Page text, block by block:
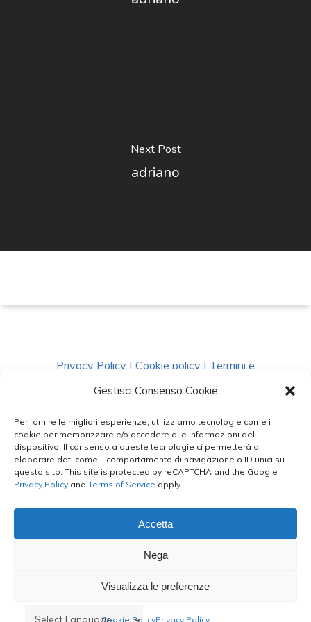
Gestisci Consenso Cookie
Per fornire le migliori esperienze, utilizziamo tecnologie come i
cookie per memorizzare e/o accedere alle informazioni del
dispositivo. Il consenso a queste tecnologie ci permetterà di
elaborare dati come il comportamento di navigazione o ID unici su
questo sito. This site is protected by reCAPTCHA and the Google
Privacy Policy and Terms of Service apply.
Accetta
Nega
Visualizza le preferenze
Cookie PolicyPrivacy Policy
Next Post
adriano
Privacy Policy | Cookie policy | Termini e
Condizioni|Richiedi Dati
facebook instagram whatsappphone
email
Le Bontà del Capo ©